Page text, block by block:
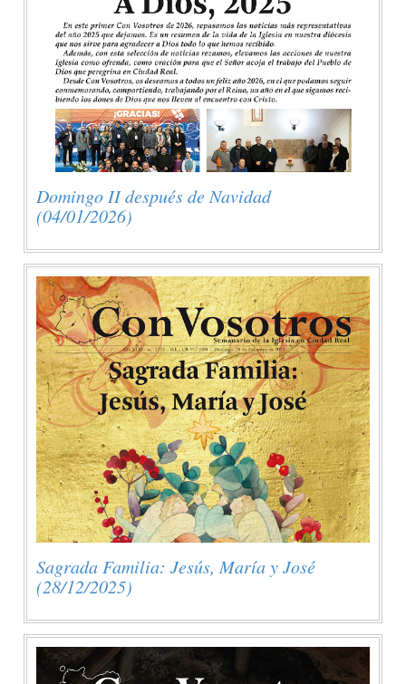
Domingo II después de Navidad
(04/01/2026)
Sagrada Familia: Jesús, María y José
(28/12/2025)